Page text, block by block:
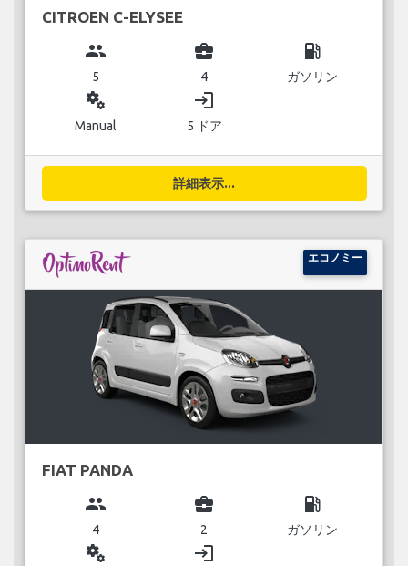
CITROEN C-ELYSEE
group
5
business_center
4
local_gas_station
ガソリン
miscellaneous_services
Manual
login
5 ドア
詳細表示...
エコノミー
FIAT PANDA
group
4
business_center
2
local_gas_station
ガソリン
miscellaneous_services login